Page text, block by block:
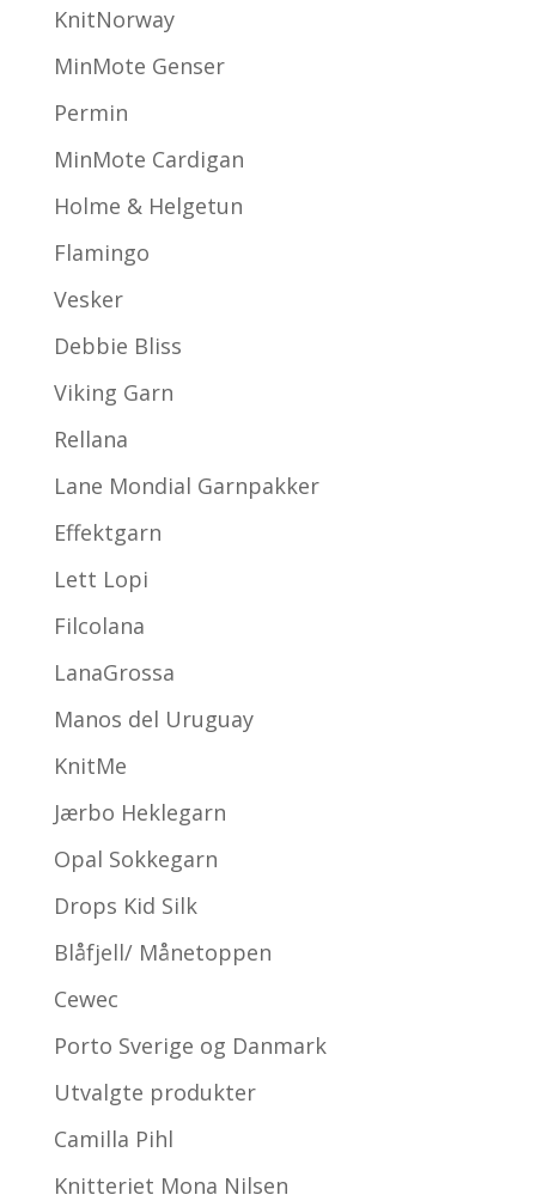
KnitNorway
MinMote Genser
Permin
MinMote Cardigan
Holme & Helgetun
Flamingo
Vesker
Debbie Bliss
Viking Garn
Rellana
Lane Mondial Garnpakker
Effektgarn
Lett Lopi
Filcolana
LanaGrossa
Manos del Uruguay
KnitMe
Jærbo Heklegarn
Opal Sokkegarn
Drops Kid Silk
Blåfjell/ Månetoppen
Cewec
Porto Sverige og Danmark
Utvalgte produkter
Camilla Pihl
Knitteriet Mona Nilsen